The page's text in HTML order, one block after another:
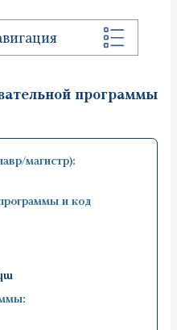
программы
магистр):
и код